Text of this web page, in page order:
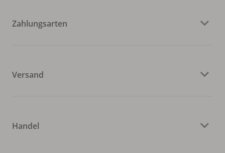
Zahlungsarten
Versand
Handel